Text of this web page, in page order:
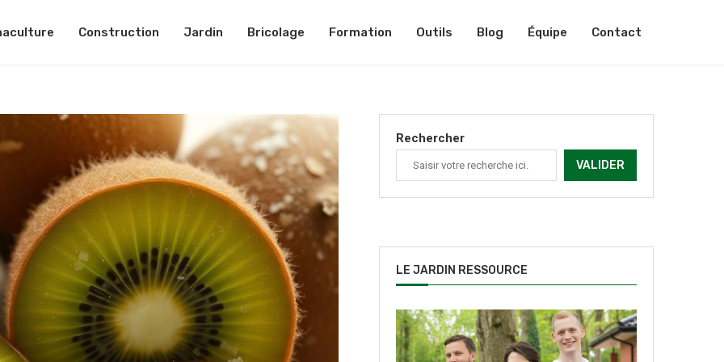
Construction Jardin Bricolage Formation Outils Blog Équipe Contact
Rechercher
VALIDER
LE JARDIN RESSOURCE